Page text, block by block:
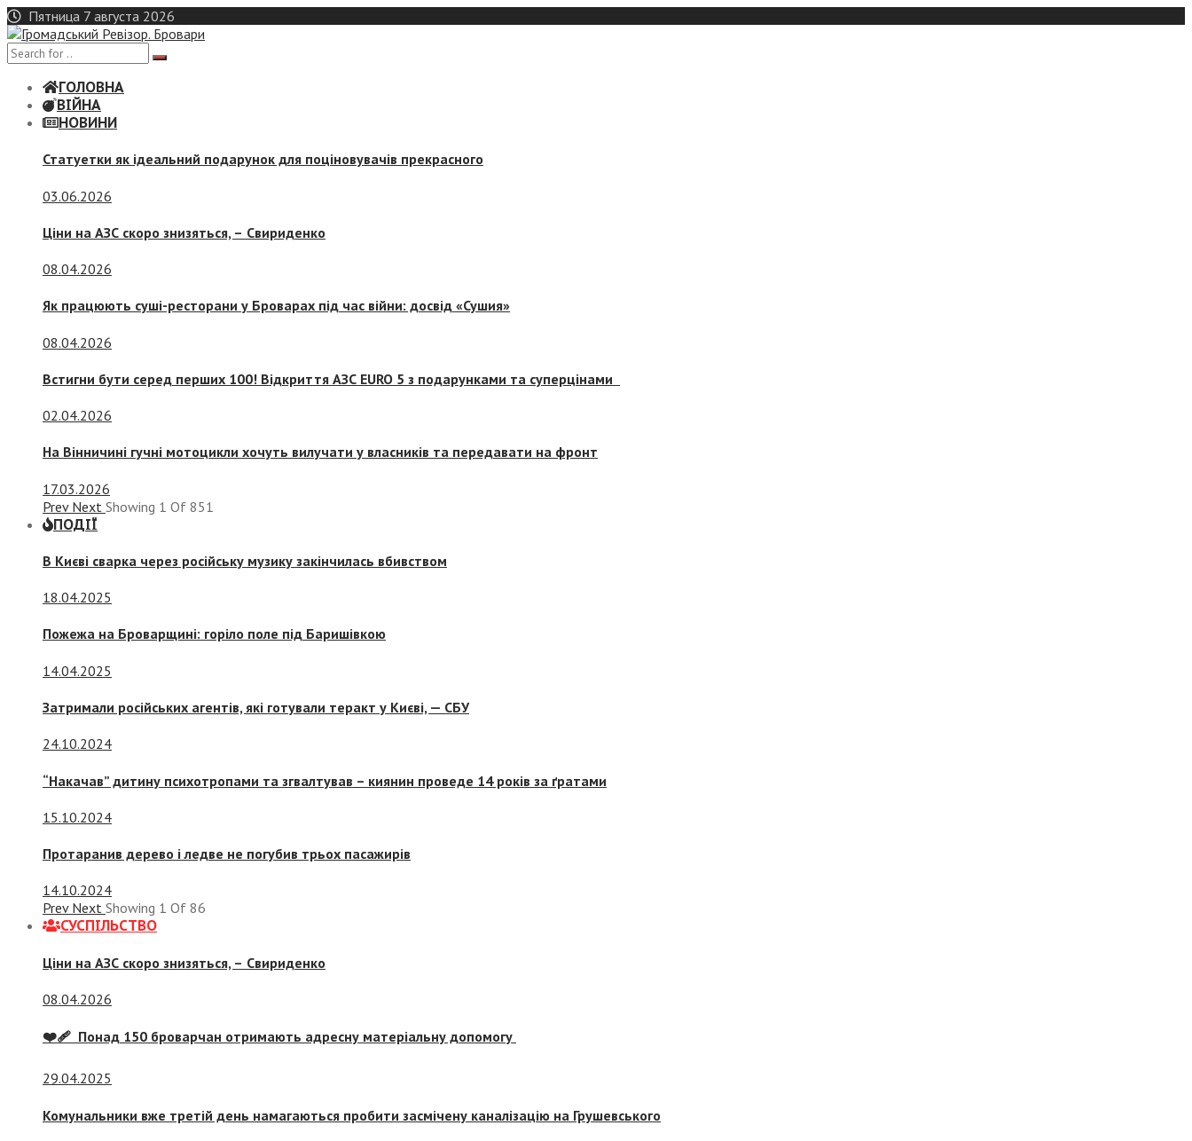
Skip
to
content
Пятница 7 августа 2026
ГОЛОВНА
ВІЙНА
НОВИНИ
Статуетки як ідеальний подарунок для поціновувачів прекрасного
03.06.2026
Ціни на АЗС скоро знизяться, – Свириденко
08.04.2026
Як працюють суші-ресторани у Броварах під час війни: досвід «Сушия»
08.04.2026
Встигни бути серед перших 100! Відкриття АЗС EURO 5 з подарунками та суперцінами
02.04.2026
На Вінничині гучні мотоцикли хочуть вилучати у власників та передавати на фронт
17.03.2026
Prev Next Showing 1 Of 851
ПОДІЇ
В Києві сварка через російську музику закінчилась вбивством
18.04.2025
Пожежа на Броварщині: горіло поле під Баришівкою
14.04.2025
Затримали російських агентів, які готували теракт у Києві, — СБУ
24.10.2024
“Накачав” дитину психотропами та згвалтував – киянин проведе 14 років за ґратами
15.10.2024
Протаранив дерево і ледве не погубив трьох пасажирів
14.10.2024
Prev Next Showing 1 Of 86
СУСПIЛЬСТВО
Ціни на АЗС скоро знизяться, – Свириденко
08.04.2026
❤️‍🩹 Понад 150 броварчан отримають адресну матеріальну допомогу
29.04.2025
Комунальники вже третій день намагаються пробити засмічену каналізацію на Грушевського